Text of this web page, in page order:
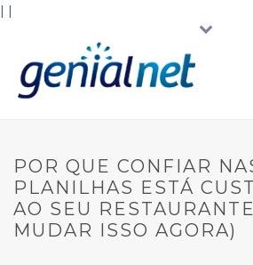
| |
POR QUE CONFIAR
PLANILHAS ESTÁ
AO SEU
MUDAR ISSO AGORA)